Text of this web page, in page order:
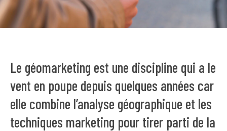
Le géomarketing est une discipline qui a le
vent en poupe depuis quelques années car
elle combine l’analyse géographique et les
techniques marketing pour tirer parti de la